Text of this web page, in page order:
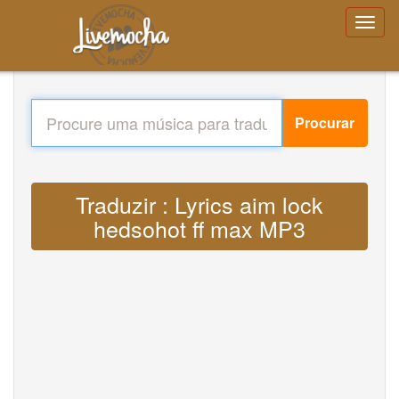
Procurar
Traduzir : Lyrics aim lock
hedsohot ff max MP3